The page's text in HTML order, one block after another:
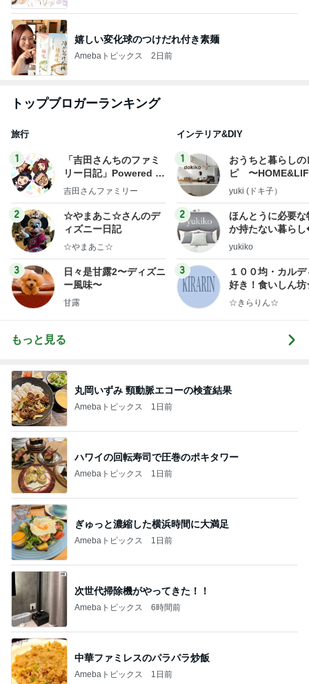
嬉しい変化球のつけだれ付き素麺
Amebaトピックス 2日前
トップブロガーランキング
旅行
1
「吉田さんちのファミ
リー日記」Powered b
y Ameba 吉田さんファ
ログ
吉田さんファミリー
2
☆やまあこ☆さんのデ
ィズニー日記
☆やまあこ☆
3
日々是甘露2〜ディズニ
ー風味〜
甘露
インテリア&DIY
1
おうちと暮らしの
ピ 〜
yuki (ドキ子）
2
ほんとうに必要な
か持たない暮ら
ep Life Simple◆
yukiko
3
１００均・カルデ
好き！食いしん
らりん☆のブログ
☆きらりん☆
もっと見る
丸岡いずみ 頸動脈エコーの検査結果
Amebaトピックス 1日前
ハワイの回転寿司で圧巻のポキタワー
Amebaトピックス 1日前
ぎゅっと濃縮した横浜時間に大満足
Amebaトピックス 1日前
次世代掃除機がやってきた！！
Amebaトピックス 6時間前
中華ファミレスのパラパラ炒飯
Amebaトピックス 1日前